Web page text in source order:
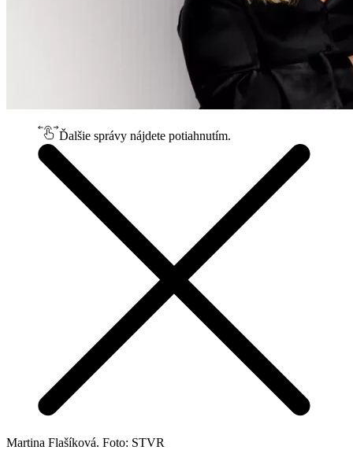
Ďalšie správy nájdete potiahnutím.
Martina Flašíková. Foto: STVR